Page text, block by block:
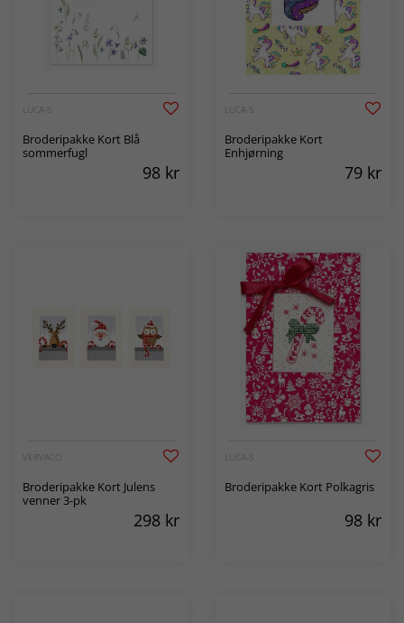
LUCA-S
Broderipakke Kort Blå
sommerfugl
98 kr
LUCA-S
Broderipakke Kort
Enhjørning
79 kr
VERVACO
Broderipakke Kort Julens
venner 3-pk
298 kr
LUCA-S
Broderipakke Kort Polkagris
98 kr